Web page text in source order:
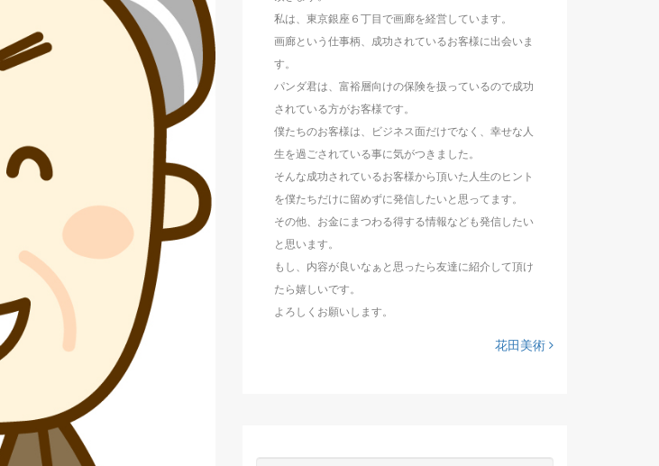
私は、東京銀座６丁目で画廊を経営しています。
画廊という仕事柄、成功されているお客様に出会いま
す。
パンダ君は、富裕層向けの保険を扱っているので成功
されている方がお客様です。
僕たちのお客様は、ビジネス面だけでなく、幸せな人
生を過ごされている事に気がつきました。
そんな成功されているお客様から頂いた人生のヒント
を僕たちだけに留めずに発信したいと思ってます。
その他、お金にまつわる得する情報なども発信したい
と思います。
もし、内容が良いなぁと思ったら友達に紹介して頂け
たら嬉しいです。
よろしくお願いします。
花田美術